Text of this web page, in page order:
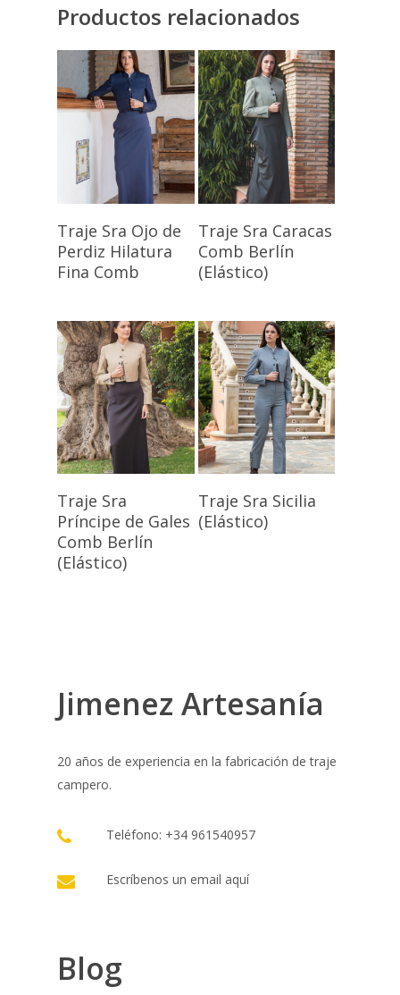
Productos relacionados
Seleccionar
Opciones
Traje Sra Ojo de
Perdiz Hilatura
Fina Comb
Seleccionar
Opciones
Traje Sra Caracas
Comb Berlín
(Elástico)
Seleccionar
Opciones
Traje Sra
Príncipe de Gales
Comb Berlín
(Elástico)
Seleccionar
Opciones
Traje Sra Sicilia
(Elástico)
Jimenez Artesanía
20 años de experiencia en la fabricación de traje
campero.
Teléfono: +34 961540957
Escríbenos un email aquí
Blog